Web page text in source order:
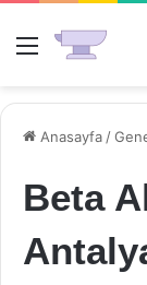
Menü
Anasayfa /
Beta